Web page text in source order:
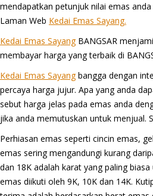
mendapatkan petunjuk nilai emas anda
Laman Web Kedai Emas Sayang.
Kedai Emas SayangBANGSAR
membayar harga yang terbaik di
Kedai Emas Sayangbangga dengan
percaya harga jujur. Apa yang anda
sebut harga jelas pada emas anda
jika anda memutuskan untuk menjual.
Perhiasan emas seperti cincin emas,
emas sering mengandungi kurang
dan 18K adalah karat yang paling
emas diikuti oleh 9K, 10K dan 14K.